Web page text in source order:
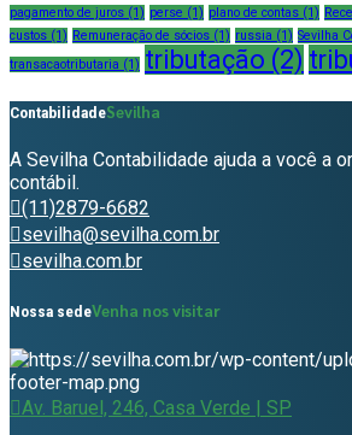
pagamento de juros (1) perse (1) plano de contas (1)
custos (1) Remuneração de sócios (1) russia (1) Sevilha
transacaotributaria (1) tributação (2)
ContabilidadeSevilha
A Sevilha Contabilidade ajuda a você a
contábil.
(11)2879-6682
sevilha@sevilha.com.br
sevilha.com.br
Nossa sedeVenha nos visitar
Av. Baruel, 246, Casa Verde | SP